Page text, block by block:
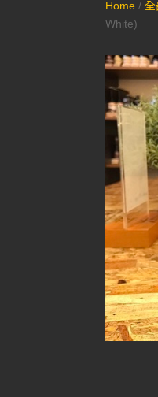
Home /全
White)